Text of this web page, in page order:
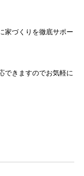
家づくりを徹底サポー
できますのでお気軽に